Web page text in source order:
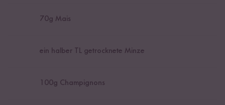
70g Mais
ein halber TL getrocknete Minze
100g Champignons